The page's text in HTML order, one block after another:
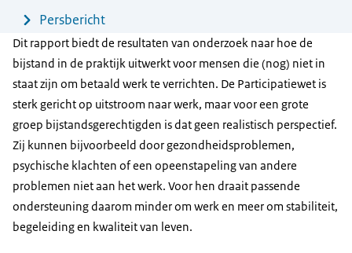
Persbericht
Dit rapport biedt de resultaten van onderzoek naar hoe de
bijstand in de praktijk uitwerkt voor mensen die (nog) niet in
staat zijn om betaald werk te verrichten. De Participatiewet is
sterk gericht op uitstroom naar werk, maar voor een grote
groep bijstandsgerechtigden is dat geen realistisch perspectief.
Zij kunnen bijvoorbeeld door gezondheidsproblemen,
psychische klachten of een opeenstapeling van andere
problemen niet aan het werk. Voor hen draait passende
ondersteuning daarom minder om werk en meer om stabiliteit,
begeleiding en kwaliteit van leven.